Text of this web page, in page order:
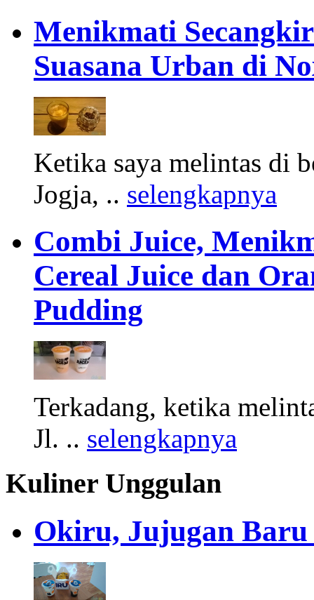
Menikmati
Suasana Urban di
Ketika saya melintas di
Jogja, .. selengkapnya
Combi Juice,
Cereal Juice dan
Pudding
Terkadang, ketika
Jl. .. selengkapnya
Kuliner Unggulan
Okiru, Jujugan Baru